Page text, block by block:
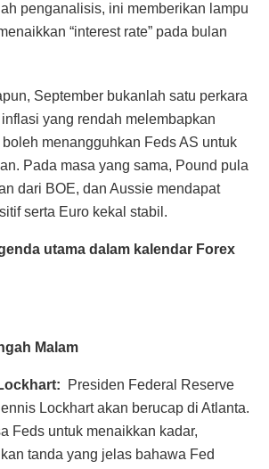
penganalisis, ini memberikan lampu
“interest rate” pada bulan
September bukanlah satu perkara
yang rendah melembapkan
menangguhkan Feds AS untuk
Pada masa yang sama, Pound pula
dari BOE, dan Aussie mendapat
serta Euro kekal stabil.
utama dalam kalendar Forex
Malam
Presiden Federal Reserve
Lockhart akan berucap di Atlanta.
Feds untuk menaikkan kadar,
tanda yang jelas bahawa Fed